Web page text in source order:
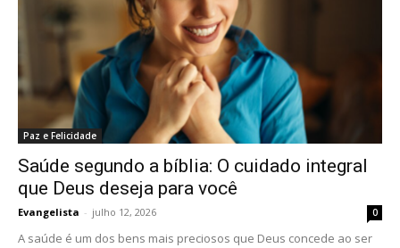
Paz e Felicidade
Saúde segundo a bíblia: O cuidado integral
que Deus deseja para você
Evangelista - julho 12, 2026 0
A saúde é um dos bens mais preciosos que Deus concede ao ser